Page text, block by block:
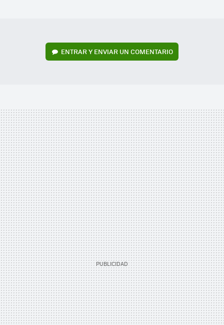
ENTRAR Y ENVIAR UN COMENTARIO